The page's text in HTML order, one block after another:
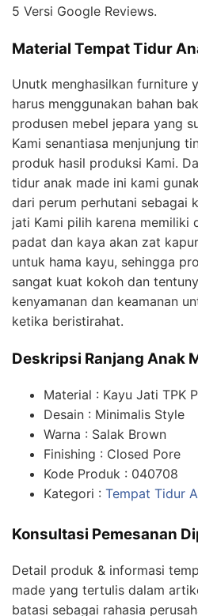
5 Versi Google Reviews.
Material Tempat Tidur
Unutk menghasilkan furniture
harus menggunakan bahan
produsen mebel jepara yang
Kami senantiasa menjunjung
produk hasil produksi Kami.
tidur anak made ini kami
dari perum perhutani sebagai
jati Kami pilih karena memiliki
padat dan kaya akan zat
untuk hama kayu, sehingga
sangat kuat kokoh dan
kenyamanan dan keamanan
ketika beristirahat.
Deskripsi Ranjang Anak
Material : Kayu Jati TPK
Desain : Minimalis Style
Warna : Salak Brown
Finishing : Closed Pore
Kode Produk : 040708
Kategori : Tempat Tidur
Konsultasi Pemesanan
Detail produk & informasi
made yang tertulis dalam
batasi sebagai rahasia